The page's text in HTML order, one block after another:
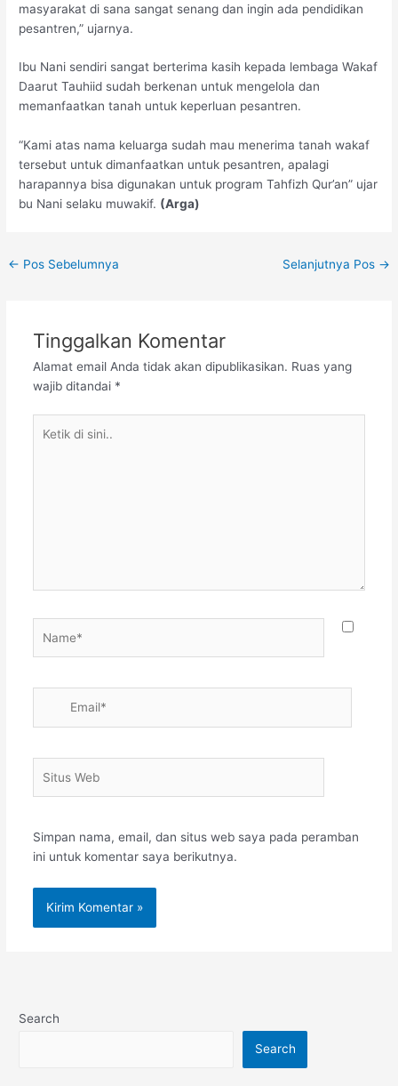
masyarakat di sana sangat senang dan ingin ada pendidikan
pesantren,” ujarnya.
Ibu Nani sendiri sangat berterima kasih kepada lembaga Wakaf
Daarut Tauhiid sudah berkenan untuk mengelola dan
memanfaatkan tanah untuk keperluan pesantren.
“Kami atas nama keluarga sudah mau menerima tanah wakaf
tersebut untuk dimanfaatkan untuk pesantren, apalagi
harapannya bisa digunakan untuk program Tahfizh Qur’an” ujar
bu Nani selaku muwakif. (Arga)
← Pos Sebelumnya Selanjutnya Pos →
Tinggalkan Komentar
Alamat email Anda tidak akan dipublikasikan. Ruas yang
wajib ditandai *
Web
Simpan nama, email, dan situs web saya pada peramban
ini untuk komentar saya berikutnya.
Search
Search